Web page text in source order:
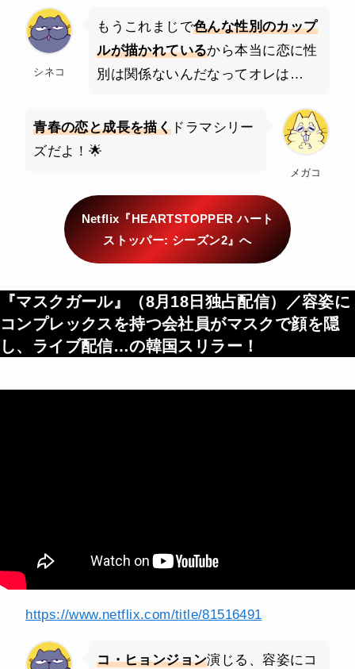
シネコ
もうこれまじで色んな性別のカップ
ルが描かれているから本当に恋に性
別は関係ないんだなってオレは…
メガコ
青春の恋と成長を描く ドラマシリー
ズだよ！🌟
Netflix『HEARTSTOPPER ハート
ストッパー: シーズン2』へ
『マスクガール』（8月18日独占配信）／容姿に
コンプレックスを持つ会社員がマスクで顔を隠
し、ライブ配信…の韓国スリラー！
https://www.netflix.com/title/81516491
コ・ヒョンジョン演じる、容姿にコ